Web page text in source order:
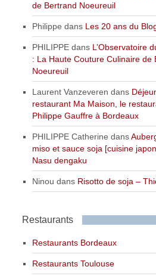
de Bertrand Noeureuil
Philippe dans Les 20 ans du
PHILIPPE dans L’Observatoire
: La Haute Couture Culinaire de
Noeureuil
Laurent Vanzeveren dans
restaurant Ma Maison, le
Philippe Gauffre à Bordeaux
PHILIPPE Catherine dans
miso et sauce soja [cuisine
Nasu dengaku
Ninou dans Risotto de soja –
Restaurants
Restaurants Bordeaux
Restaurants Toulouse